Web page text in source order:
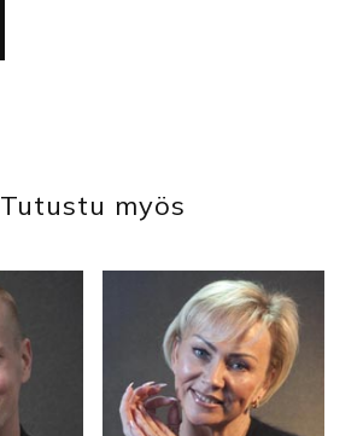
Tutustu myös